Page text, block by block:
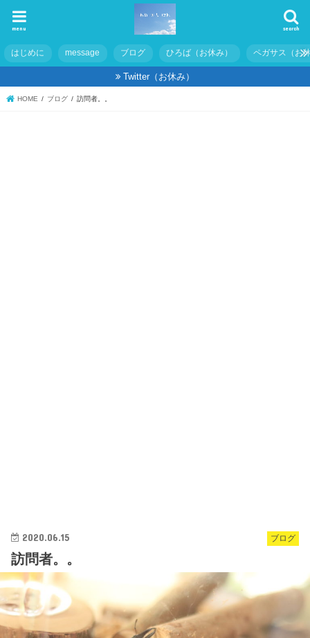
search
menu
はじめに message ブログ ひろば（お休み） ペガサス（お
Twitter（お休み）
HOME ブログ 訪問者。。
ブログ
2020.06.15
訪問者。。